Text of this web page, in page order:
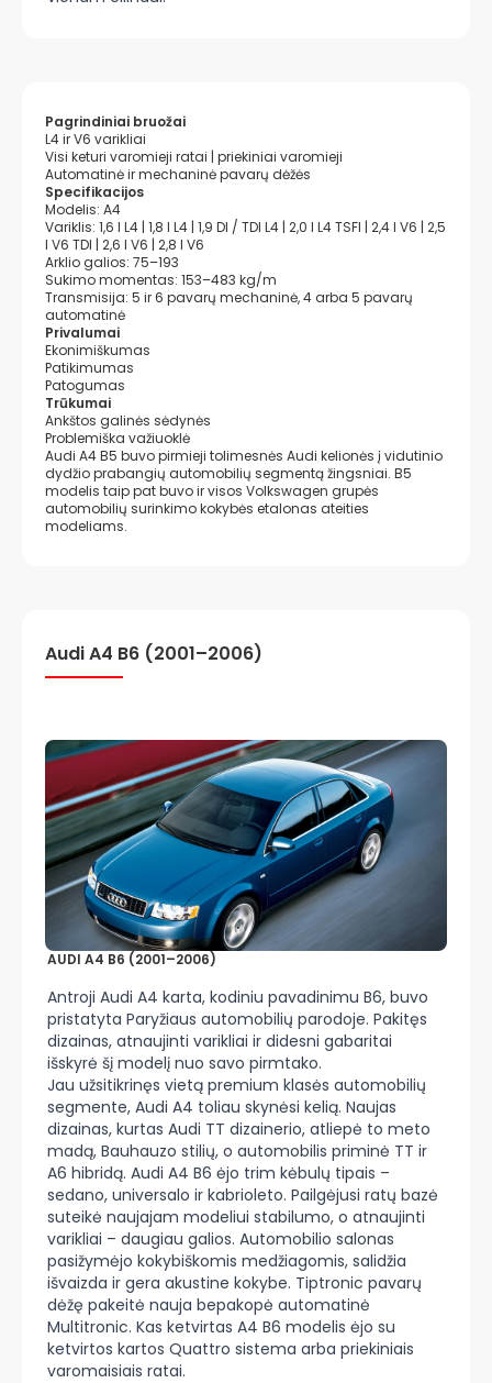
Pagrindiniai bruožai
L4 ir V6 varikliai
Visi keturi varomieji ratai | priekiniai varomieji
Automatinė ir mechaninė pavarų dėžės
Specifikacijos
Modelis: A4
Variklis: 1,6 l L4 | 1,8 l L4 | 1,9 DI / TDI L4 | 2,0 l L4 TSFI | 2,4 l V6 | 2,5
l V6 TDI | 2,6 l V6 | 2,8 l V6
Arklio galios: 75–193
Sukimo momentas: 153–483 kg/m
Transmisija: 5 ir 6 pavarų mechaninė, 4 arba 5 pavarų
automatinė
Privalumai
Ekonimiškumas
Patikimumas
Patogumas
Trūkumai
Ankštos galinės sėdynės
Problemiška važiuoklė
Audi A4 B5 buvo pirmieji tolimesnės Audi kelionės į vidutinio
dydžio prabangių automobilių segmentą žingsniai. B5
modelis taip pat buvo ir visos Volkswagen grupės
automobilių surinkimo kokybės etalonas ateities
modeliams.
Audi A4 B6 (2001–2006)
AUDI A4 B6 (2001–2006)
Antroji Audi A4 karta, kodiniu pavadinimu B6, buvo
pristatyta Paryžiaus automobilių parodoje. Pakitęs
dizainas, atnaujinti varikliai ir didesni gabaritai
išskyrė šį modelį nuo savo pirmtako.
Jau užsitikrinęs vietą premium klasės automobilių
segmente, Audi A4 toliau skynėsi kelią. Naujas
dizainas, kurtas Audi TT dizainerio, atliepė to meto
madą, Bauhauzo stilių, o automobilis priminė TT ir
A6 hibridą. Audi A4 B6 ėjo trim kėbulų tipais –
sedano, universalo ir kabrioleto. Pailgėjusi ratų bazė
suteikė naujajam modeliui stabilumo, o atnaujinti
varikliai – daugiau galios. Automobilio salonas
pasižymėjo kokybiškomis medžiagomis, salidžia
išvaizda ir gera akustine kokybe. Tiptronic pavarų
dėžę pakeitė nauja bepakopė automatinė
Multitronic. Kas ketvirtas A4 B6 modelis ėjo su
ketvirtos kartos Quattro sistema arba priekiniais
varomaisiais ratai.